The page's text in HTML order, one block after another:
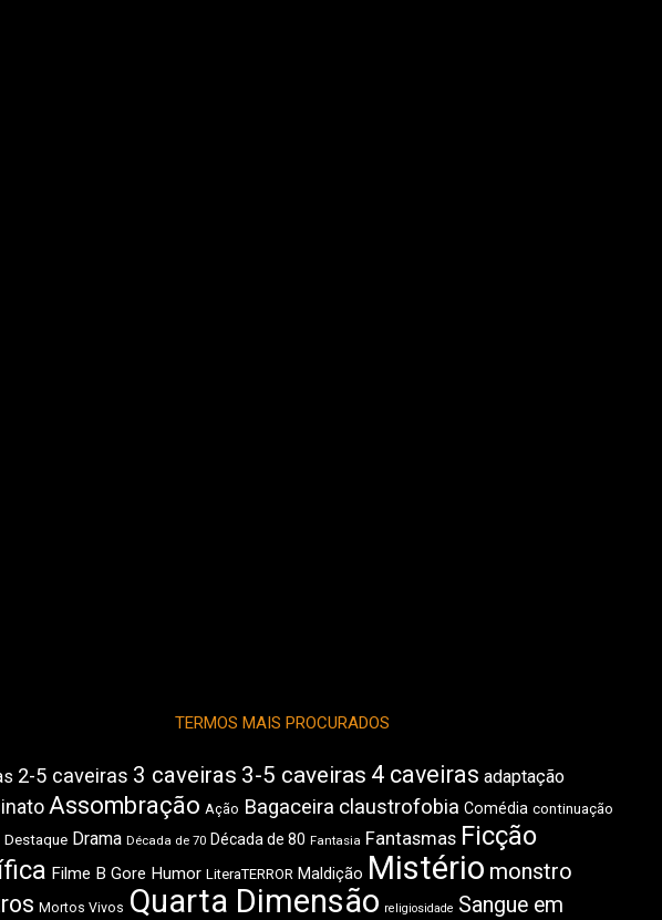
TERMOS MAIS PROCURADOS
2-5 caveiras 3 caveiras 3-5 caveiras 4 caveiras adaptação
Assombração Ação Bagaceira claustrofobia Comédia continuação
Destaque Drama Década de 70 Década de 80 Fantasia Fantasmas Ficção
Filme B Gore Humor LiteraTERROR Maldição Mistério monstro
Mortos Vivos Quarta Dimensão religiosidade Sangue em